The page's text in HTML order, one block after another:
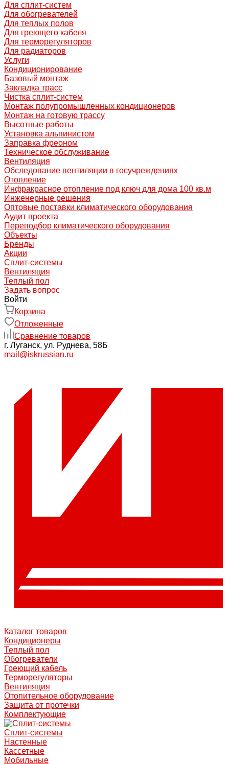
Для сплит-систем
Для обогревателей
Для теплых полов
Для греющего кабеля
Для терморегуляторов
Для радиаторов
Услуги
Кондиционирование
Базовый монтаж
Закладка трасс
Чистка сплит-систем
Монтаж полупромышленных кондиционеров
Монтаж на готовую трассу
Высотные работы
Установка альпинистом
Заправка фреоном
Техническое обслуживание
Вентиляция
Обследование вентиляции в госучреждениях
Отопление
Инфракрасное отопление под ключ для дома 100 кв.м
Инженерные решения
Оптовые поставки климатического оборудования
Аудит проекта
Переподбор климатического оборудования
Объекты
Бренды
Акции
Сплит-системы
Вентиляция
Теплый пол
Задать вопрос
Войти
Корзина
Отложенные
Сравнение товаров
г. Луганск, ул. Руднева, 58Б
mail@iskrussian.ru
Каталог товаров
Кондиционеры
Теплый пол
Обогреватели
Греющий кабель
Терморегуляторы
Вентиляция
Отопительное оборудование
Защита от протечки
Комплектующие
Сплит-системы
Настенные
Кассетные
Мобильные